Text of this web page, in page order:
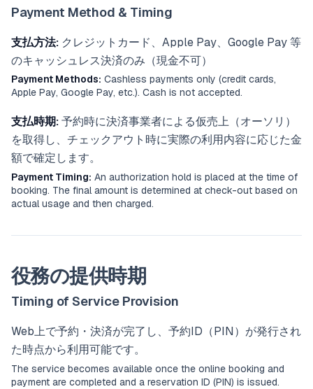
Payment Method & Timing
支払方法: クレジットカード、Apple Pay、Google Pay 等
のキャッシュレス決済のみ（現金不可）
Payment Methods: Cashless payments only (credit cards,
Apple Pay, Google Pay, etc.). Cash is not accepted.
支払時期:予約時に決済事業者による仮売上（オーソリ）
を取得し、チェックアウト時に実際の利用内容に応じた金
額で確定します。
Payment Timing: An authorization hold is placed at the time of
booking. The final amount is determined at check-out based on
actual usage and then charged.
役務の提供時期
Timing of Service Provision
Web上で予約・決済が完了し、予約ID（PIN）が発行され
た時点から利用可能です。
The service becomes available once the online booking and
payment are completed and a reservation ID (PIN) is issued.